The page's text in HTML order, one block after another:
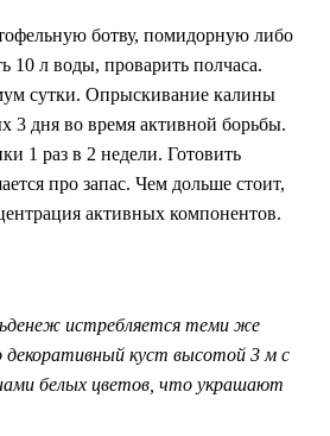
ботву, помидорную либо
10 л воды, проварить полчаса.
сутки. Опрыскивание калины
3 дня во время активной борьбы.
1 раз в 2 недели. Готовить
про запас. Чем дольше стоит,
активных компонентов.
истребляется теми же
куст высотой 3 м с
белых цветов, что украшают